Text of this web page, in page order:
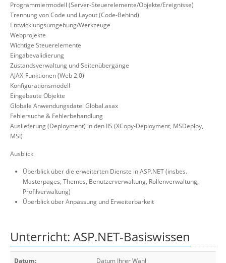
Programmiermodell (Server-Steuerelemente/Objekte/Ereignisse)
Trennung von Code und Layout (Code-Behind)
Entwicklungsumgebung/Werkzeuge
Webprojekte
Wichtige Steuerelemente
Eingabevalidierung
Zustandsverwaltung und Seitenübergänge
AJAX-Funktionen (Web 2.0)
Konfigurationsmodell
Eingebaute Objekte
Globale Anwendungsdatei Global.asax
Fehlersuche & Fehlerbehandlung
Auslieferung (Deployment) in den IIS (XCopy-Deployment, MSDeploy,
MSI)
Ausblick
Überblick über die erweiterten Dienste in ASP.NET (insbes.
Masterpages, Themes, Benutzerverwaltung, Rollenverwaltung,
Profilverwaltung)
Überblick über Anpassung und Erweiterbarkeit
Unterricht: ASP.NET-Basiswissen
Datum:
Datum Ihrer Wahl